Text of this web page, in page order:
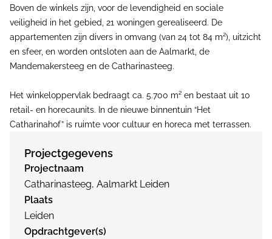
Boven de winkels zijn, voor de levendigheid en sociale
veiligheid in het gebied, 21 woningen gerealiseerd. De
appartementen zijn divers in omvang (van 24 tot 84 m²), uitzicht
en sfeer, en worden ontsloten aan de Aalmarkt, de
Mandemakersteeg en de Catharinasteeg.
Het winkeloppervlak bedraagt ca. 5.700 m² en bestaat uit 10
retail- en horecaunits. In de nieuwe binnentuin “Het
Catharinahof” is ruimte voor cultuur en horeca met terrassen.
Projectgegevens
Projectnaam
Catharinasteeg, Aalmarkt Leiden
Plaats
Leiden
Opdrachtgever(s)